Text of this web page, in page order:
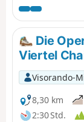
der Schaffung
förderlich ist.
Darstellungen
Die
Viertel
Visorando-
8,30 km
2:30 Std.